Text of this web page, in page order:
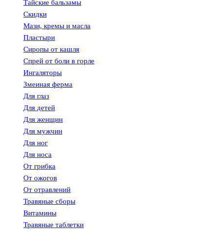
Тайские бальзамы
Скидки
Мази, кремы и масла
Пластыри
Сиропы от кашля
Спрей от боли в горле
Ингаляторы
Змеиная ферма
Для глаз
Для детей
Для женщин
Для мужчин
Для ног
Для носа
От грибка
От ожогов
От отравлений
Травяные сборы
Витамины
Травяные таблетки